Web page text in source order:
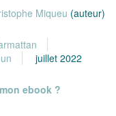
Miqueu (auteur)
juillet 2022
ebook ?